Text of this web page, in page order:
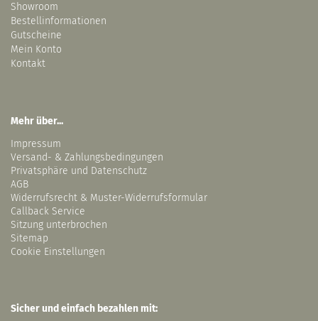
Showroom
Bestellinformationen
Gutscheine
Mein Konto
Kontakt
Mehr über...
Impressum
Versand- & Zahlungsbedingungen
Privatsphäre und Datenschutz
AGB
Widerrufsrecht & Muster-Widerrufsformular
Callback Service
Sitzung unterbrochen
Sitemap
Cookie Einstellungen
Sicher und einfach bezahlen mit: